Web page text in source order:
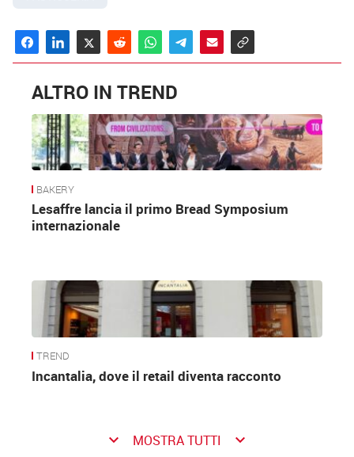
ALTRO IN TREND
BAKERY
Lesaffre lancia il primo Bread Symposium
internazionale
TREND
Incantalia, dove il retail diventa racconto
keyboard_arrow_down MOSTRA TUTTI keyboard_arrow_down